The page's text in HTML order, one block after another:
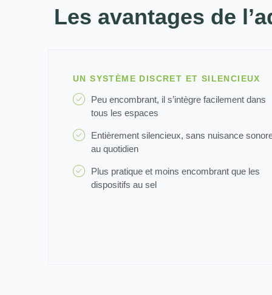
Les avantages de
UN SYSTÈME DISCRET ET SILENCIEUX
Peu encombrant, il s’intègre facilement dans
tous les espaces
Entièrement silencieux, sans nuisance
au quotidien
Plus pratique et moins encombrant que les
dispositifs au sel